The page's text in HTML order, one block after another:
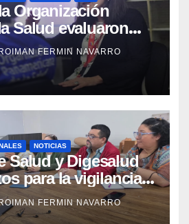
Organización
Salud evaluaron
integral en
saneamiento e
sísmica
FERMIN NAVARRO
NOTICIAS
Salud y Digesalud
para la vigilancia
y el control de
FERMIN NAVARRO